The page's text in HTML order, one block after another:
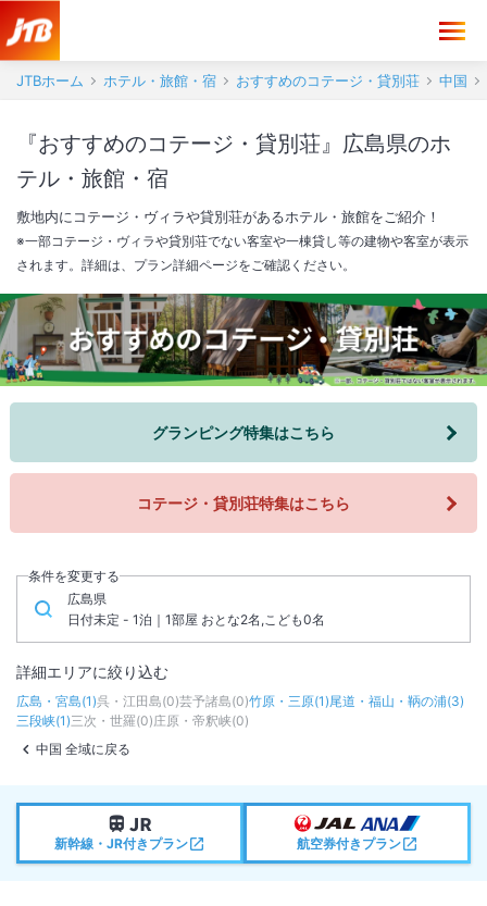
JTBホーム ホテル・旅館・宿 おすすめのコテージ・貸別荘 中国
『おすすめのコテージ・貸別荘』広島県のホ
テル・旅館・宿
敷地内にコテージ・ヴィラや貸別荘があるホテル・旅館をご紹介！
※一部コテージ・ヴィラや貸別荘でない客室や一棟貸し等の建物や客室が表示
されます。詳細は、プラン詳細ページをご確認ください。
コテージ・貸別荘特集はこちら
グランピング特集はこちら
条件を変更する
広島県
日付未定 - 1泊｜1部屋 おとな2名,こども0名
詳細エリアに絞り込む
広島・宮島(1)呉・江田島(0)芸予諸島(0)竹原・三原(1)尾道・福山・鞆の浦(3)
三段峡(1)三次・世羅(0)庄原・帝釈峡(0)
中国 全域に戻る
新幹線・JR付きプラン 航空券付きプラン